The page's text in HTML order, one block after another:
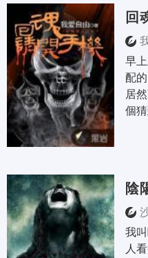
回
早
配
居
個
陰
我
人